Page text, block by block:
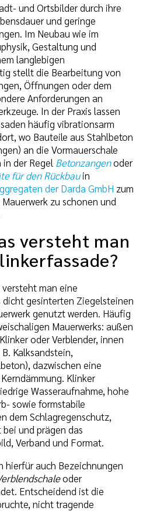
und Ortsbilder durch ihre
und geringe
Im Neubau wie im
Gestaltung und
langlebigen
stellt die Bearbeitung von
Öffnungen oder dem
Anforderungen an
In der Praxis lassen
häufig vibrationsarm
wo Bauteile aus Stahlbeton
an die Vormauerschale
der Regel Betonzangenoder
für den Rückbauin
der Darda GmbH zum
zu schonen und
versteht man
man eine
gesinterten Ziegelsteinen
genutzt werden. Häufig
Mauerwerks: außen
oder Verblender, innen
B. Kalksandstein,
dazwischen eine
Klinker
Wasseraufnahme, hohe
sowie formstabile
dem Schlagregenschutz,
und prägen das
Verband und Format.
hierfür auch Bezeichnungen
oder
Entscheidend ist die
nicht tragende